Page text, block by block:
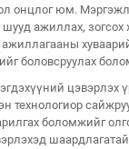
онцлог юм.
ажиллах, зогсох
боловсруулах
цэвэрлэх
технологиор
боломжийг